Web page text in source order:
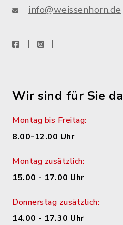
info@weissenhorn.de
facebookinstagram
Wir sind für Sie da
Montag bis Freitag:
8.00-12.00 Uhr
Montag zusätzlich:
15.00 - 17.00 Uhr
Donnerstag zusätzlich:
14.00 - 17.30 Uhr